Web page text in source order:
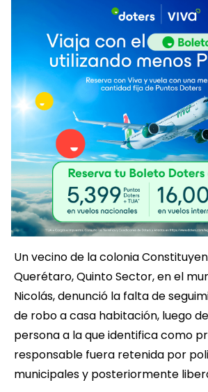
Un vecino de la colonia
Querétaro, Quinto Sector, en el
Nicolás, denunció la falta de
de robo a casa habitación, luego
persona a la que identifica como
responsable fuera retenida por
municipales y posteriormente